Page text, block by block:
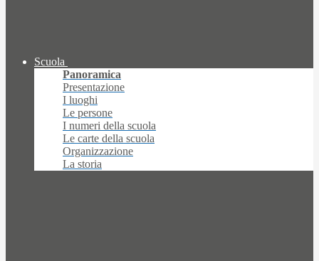
Scuola
Panoramica
Presentazione
I luoghi
Le persone
I numeri della scuola
Le carte della scuola
Organizzazione
La storia